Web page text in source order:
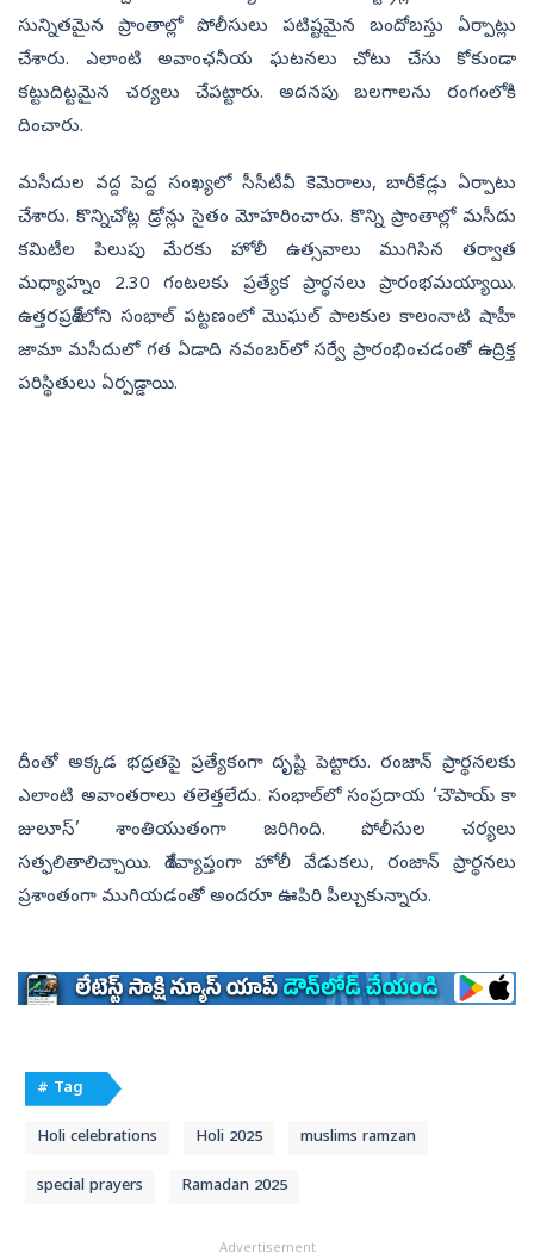
సున్నితమైన ప్రాంతాల్లో పోలీసులు పటిష్టమైన బందోబస్తు ఏర్పాట్లు
చేశారు. ఎలాంటి అవాంఛనీయ ఘటనలు చోటు చేసు కోకుండా
కట్టుదిట్టమైన చర్యలు చేపట్టారు. అదనపు బలగాలను రంగంలోకి
దించారు.
మసీదుల వద్ద పెద్ద సంఖ్యలో సీసీటీవీ కెమెరాలు, బారీకేడ్లు ఏర్పాటు
చేశారు. కొన్నిచోట్ల డ్రోన్లు సైతం మోహరించారు. కొన్ని ప్రాంతాల్లో మసీదు
కమిటీల పిలుపు మేరకు హోలీ ఉత్సవాలు ముగిసిన తర్వాత
మధ్యాహ్నం 2.30 గంటలకు ప్రత్యేక ప్రార్థనలు ప్రారంభమయ్యాయి.
ఉత్తరప్రదేశ్‌లోని సంభాల్‌ పట్టణంలో మొఘల్‌ పాలకుల కాలంనాటి షాహీ
జామా మసీదులో గత ఏడాది నవంబర్‌లో సర్వే ప్రారంభించడంతో ఉద్రిక్త
పరిస్థితులు ఏర్పడ్డాయి.
దీంతో అక్కడ భద్రతపై ప్రత్యేకంగా దృష్టి పెట్టారు. రంజాన్‌ ప్రార్థనలకు
ఎలాంటి అవాంతరాలు తలెత్తలేదు. సంభాల్‌లో సంప్రదాయ ‘చౌపాయ్‌ కా
జులూస్‌’ శాంతియుతంగా జరిగింది. పోలీసుల చర్యలు
సత్ఫలితాలిచ్చాయి. దేశవ్యాప్తంగా హోలీ వేడుకలు, రంజాన్‌ ప్రార్థనలు
ప్రశాంతంగా ముగియడంతో అందరూ ఊపిరి పీల్చుకున్నారు.
# Tag
Holi celebrations Holi 2025 muslims ramzan
special prayers Ramadan 2025
Advertisement